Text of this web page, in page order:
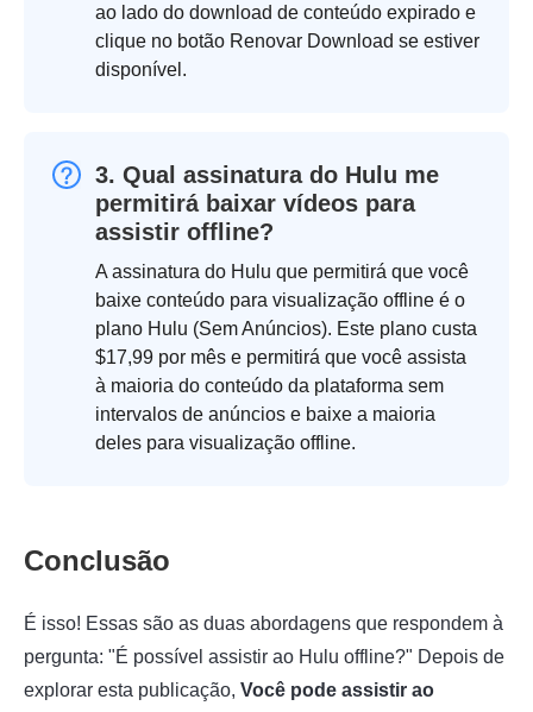
ao lado do download de conteúdo expirado e
clique no botão Renovar Download se estiver
disponível.
3. Qual assinatura do Hulu me
permitirá baixar vídeos para
assistir offline?
A assinatura do Hulu que permitirá que você
baixe conteúdo para visualização offline é o
plano Hulu (Sem Anúncios). Este plano custa
$17,99 por mês e permitirá que você assista
à maioria do conteúdo da plataforma sem
intervalos de anúncios e baixe a maioria
deles para visualização offline.
Conclusão
É isso! Essas são as duas abordagens que respondem à
pergunta: "É possível assistir ao Hulu offline?" Depois de
explorar esta publicação, Você pode assistir ao